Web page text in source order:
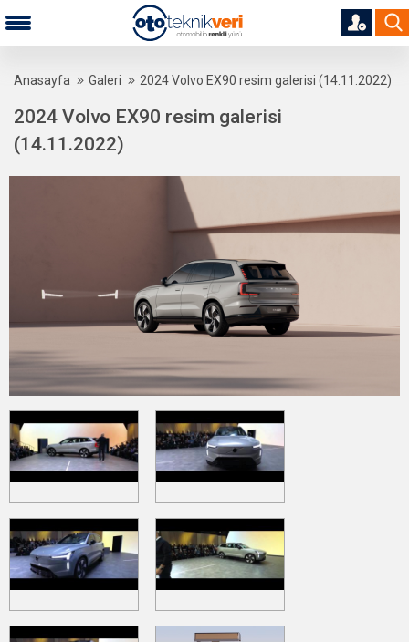
Anasayfa Galeri 2024 Volvo EX90 resim galerisi (14.11.2022)
2024 Volvo EX90 resim galerisi
(14.11.2022)